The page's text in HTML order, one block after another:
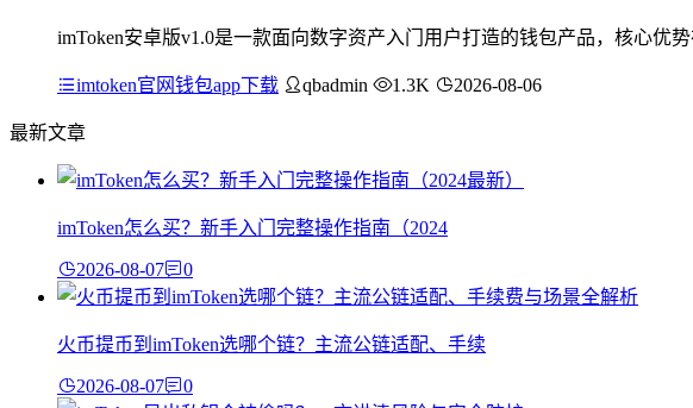
imToken安卓版v1.0是一款面向数字资产入门用户打造的钱包产品，核心
imtoken官网钱包app下载 qbadmin 1.3K 2026-08-06
最新文章
imToken怎么买？新手入门完整操作指南（2024
2026-08-07 0
火币提币到imToken选哪个链？主流公链适配、手续
2026-08-07 0